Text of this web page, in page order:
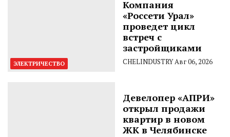
ЭЛЕКТРИЧЕСТВО
Компания
«Россети Урал»
проведет цикл
встреч с
застройщиками
CHELINDUSTRYАвг 06, 2026
Девелопер «АПРИ»
открыл продажи
квартир в новом
ЖК в Челябинске